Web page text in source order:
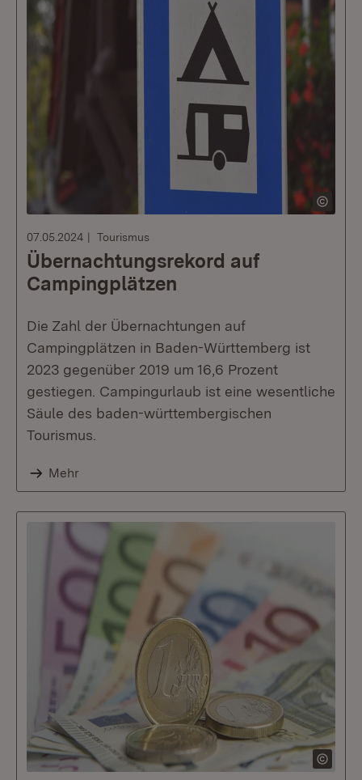
07.05.2024 Tourismus
Übernachtungsrekord auf
Campingplätzen
Die Zahl der Übernachtungen auf
Campingplätzen in Baden-Württemberg ist
2023 gegenüber 2019 um 16,6 Prozent
gestiegen. Campingurlaub ist eine wesentliche
Säule des baden-württembergischen
Tourismus.
Mehr